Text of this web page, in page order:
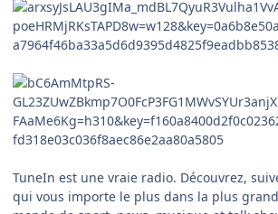
TuneIn est une vraie radio. Découvrez,
qui vous importe le plus dans la plus